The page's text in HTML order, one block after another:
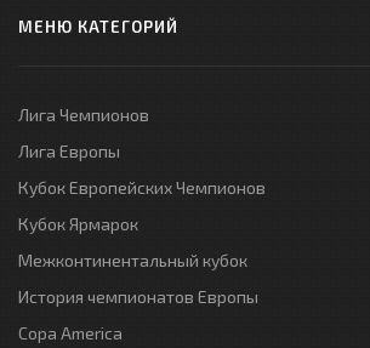
МЕНЮ КАТЕГОРИЙ
Лига Чемпионов
Лига Европы
Кубок Европейских Чемпионов
Кубок Ярмарок
Межконтинентальный кубок
История чемпионатов Европы
Copa America